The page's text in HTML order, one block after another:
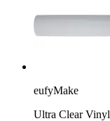
eufyMake
Ultra Clear Vinyl